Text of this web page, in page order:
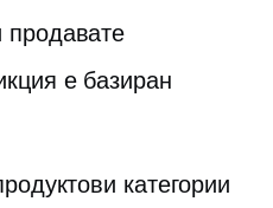
продавате
е базиран
категории